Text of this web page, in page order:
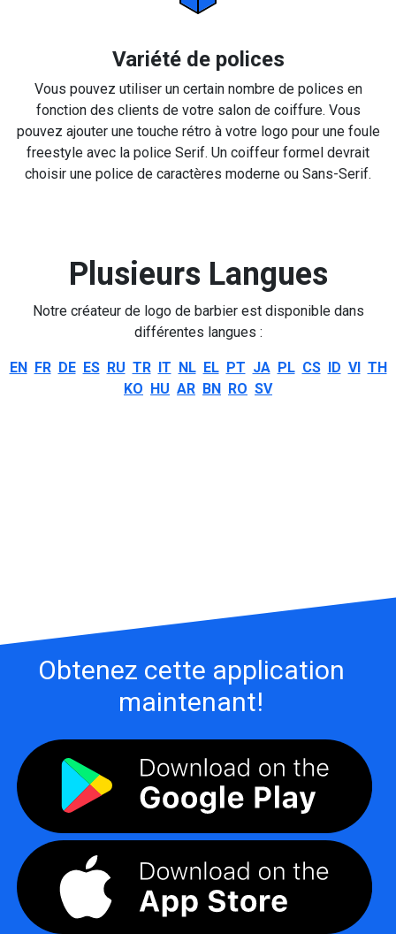
Variété de polices
Vous pouvez utiliser un certain nombre de polices en
fonction des clients de votre salon de coiffure. Vous
pouvez ajouter une touche rétro à votre logo pour une foule
freestyle avec la police Serif. Un coiffeur formel devrait
choisir une police de caractères moderne ou Sans-Serif.
Plusieurs Langues
Notre créateur de logo de barbier est disponible dans
différentes langues :
EN FR DE ES RU TR IT NL EL PT JA PL CS ID VI TH
KO HU AR BN RO SV
Obtenez cette application
maintenant!